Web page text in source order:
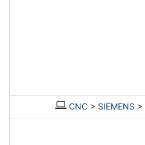
CNC > SIEMENS >